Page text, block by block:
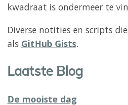
kwadraat is ondermeer te
Diverse notities en scripts
als GitHub Gists.
Laatste Blog
De mooiste dag